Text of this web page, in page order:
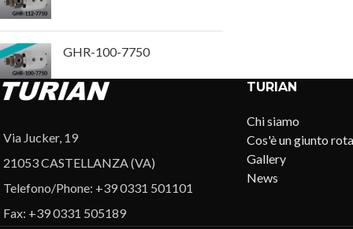
GHR-100-7750
Via Jucker, 19
21053 CASTELLANZA (VA)
Telefono/Phone: +39 0331 501101
Fax: +39 0331 505189
TURIAN
Chi siamo
Cos'è un giunto
Gallery
News